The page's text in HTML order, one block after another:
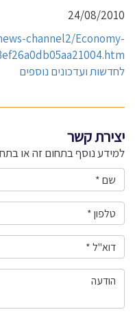
24/08/2010
channel2/Economy-
לחדשות ועדכונים נוספים
יצירת קשר
למידע נוסף בתחום זה או